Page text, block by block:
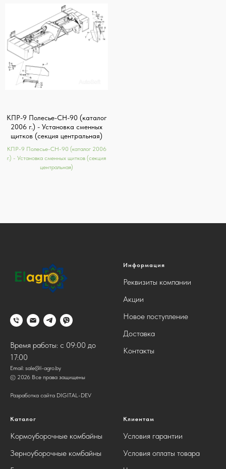
КПР-9 Полесье-СН-90 (каталог
2006 г.) - Установка сменных
щитков (секция центральная)
КПР-9 Полесье-СН-90 (каталог 2006
г.) - Установка сменных щитков (секция
центральная)
Время работы: с 09:00 до
17:00
Email: sale@l-agro.by
© 2026 Все права защищены
Разработка сайта DIGITAL-DEV
Информация
Реквизиты компании
Акции
Новое поступление
Доставка
Контакты
Каталог
Кормоуборочные комбайны
Зерноуборочные комбайны
Клиентам
Условия гарантии
Условия оплаты товара